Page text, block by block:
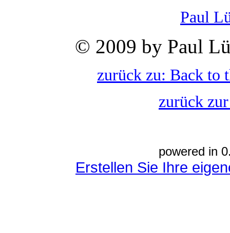
Paul
© 2009 by Paul
zurück zu: Back to
zurück
powered in
Erstellen Sie Ihre